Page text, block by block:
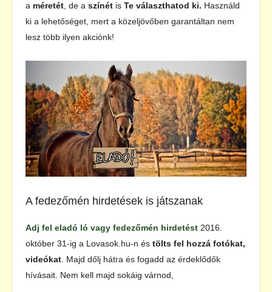
a méretét , de a színét is Te választhatod ki. Használd
ki a lehetőséget, mert a közeljövőben garantáltan nem
lesz több ilyen akciónk!
A fedezőmén hirdetések is játszanak
Adj fel eladó ló vagy fedezőmén hirdetést 2016.
október 31-ig a Lovasok.hu-n és tölts fel hozzá fotókat,
videókat. Majd dőlj hátra és fogadd az érdeklődők
hívásait. Nem kell majd sokáig várnod,